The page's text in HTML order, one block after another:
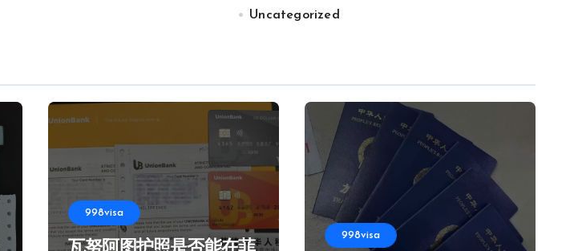
Uncategorized
998visa
998visa